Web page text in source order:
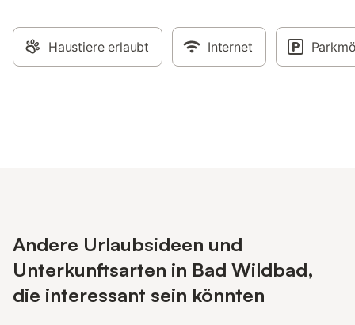
Haustiere erlaubt Internet
Andere Urlaubsideen und
Unterkunftsarten in Bad Wildbad,
die interessant sein könnten